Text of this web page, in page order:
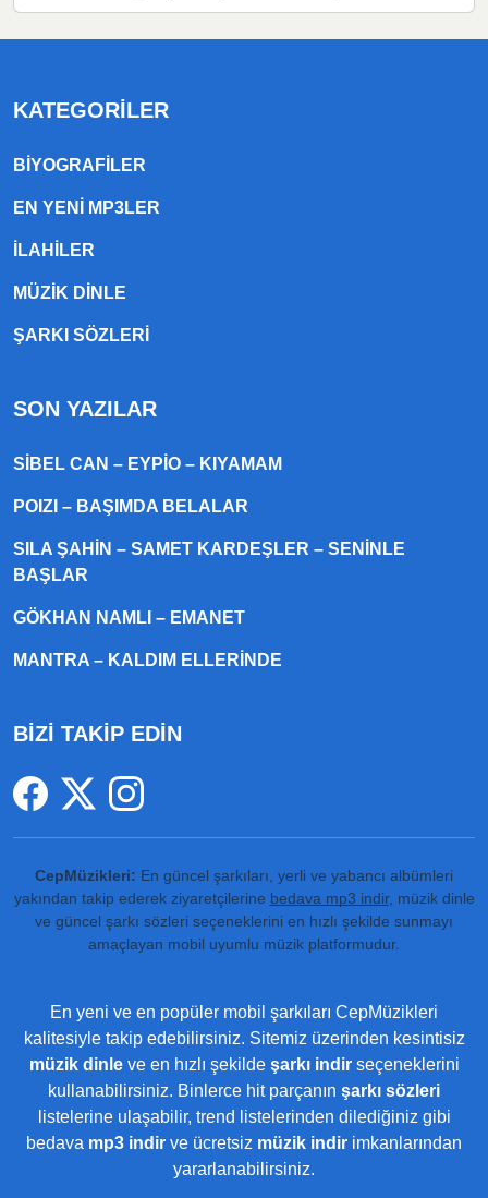
KATEGORILER
BIYOGRAFILER
EN YENI MP3LER
ILAHILER
MÜZIK DINLE
ŞARKI SÖZLERI
SON YAZILAR
SIBEL CAN – EYPIO – KIYAMAM
POIZI – BAŞIMDA BELALAR
SILA ŞAHIN – SAMET KARDEŞLER – SENINLE
BAŞLAR
GÖKHAN NAMLI – EMANET
MANTRA – KALDIM ELLERINDE
BİZİ TAKİP EDİN
CepMüzikleri: En güncel şarkıları, yerli ve yabancı albümleri
yakından takip ederek ziyaretçilerine bedava mp3 indir, müzik dinle
ve güncel şarkı sözleri seçeneklerini en hızlı şekilde sunmayı
amaçlayan mobil uyumlu müzik platformudur.
En yeni ve en popüler mobil şarkıları CepMüzikleri
kalitesiyle takip edebilirsiniz. Sitemiz üzerinden kesintisiz
müzik dinleve en hızlı şekilde şarkı indirseçeneklerini
kullanabilirsiniz. Binlerce hit parçanın şarkı sözleri
listelerine ulaşabilir, trend listelerinden dilediğiniz gibi
bedava mp3 indir ve ücretsiz müzik indir imkanlarından
yararlanabilirsiniz.